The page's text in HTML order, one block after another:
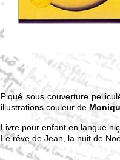
Piqué sous couverture
illustrations couleur de
Livre pour enfant en langue
Le rêve de Jean, la nuit de